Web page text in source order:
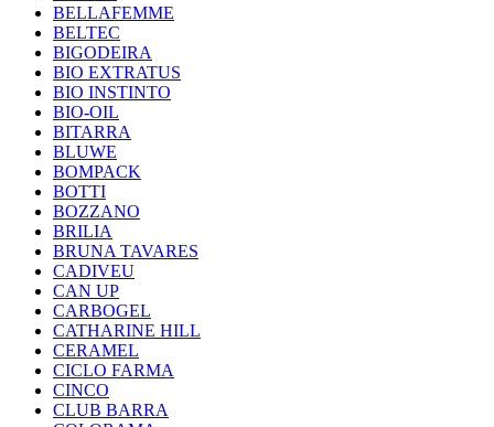
BELLAFEMME
BELTEC
BIGODEIRA
BIO EXTRATUS
BIO INSTINTO
BIO-OIL
BITARRA
BLUWE
BOMPACK
BOTTI
BOZZANO
BRILIA
BRUNA TAVARES
CADIVEU
CAN UP
CARBOGEL
CATHARINE HILL
CERAMEL
CICLO FARMA
CINCO
CLUB BARRA